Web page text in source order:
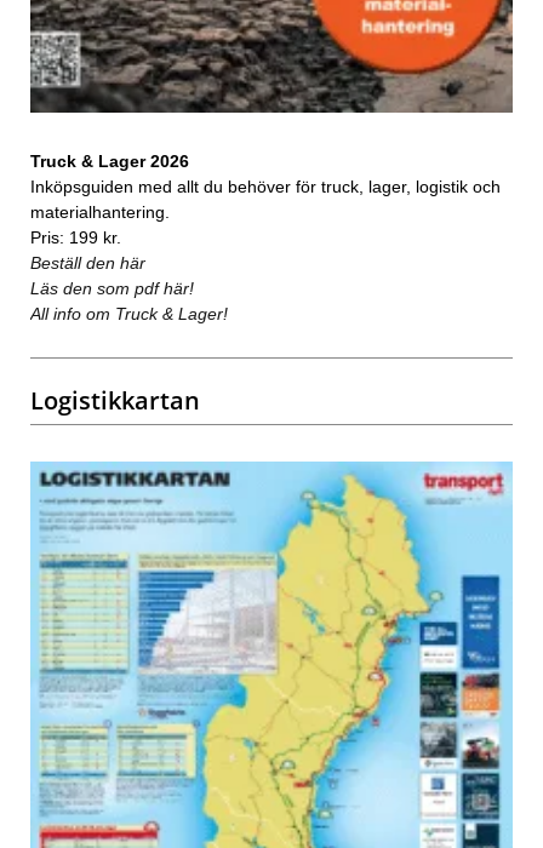
Truck & Lager 2026
Inköpsguiden med allt du behöver för truck, lager, logistik och
materialhantering.
Pris: 199 kr.
Beställ den här
Läs den som pdf här!
All info om Truck & Lager!
Logistikkartan